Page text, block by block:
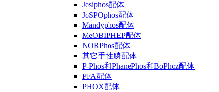
Josiphos配体
JoSPOphos配体
Mandyphos配体
MeOBIPHEP配体
NORPhos配体
其它手性膦配体
P-Phos和PhanePhos和BoPhoz配体
PFA配体
PHOX配体